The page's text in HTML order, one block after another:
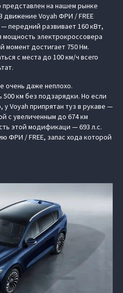
на нашем рынке
движение Voyah ФРИ / FREE
передний развивает 160 кВт,
мощность электрокроссовера
момент достигает 750 Нм.
с места до 100 км/ч всего
очень даже неплохо.
км без подзарядки. Но если
у Voyah припрятан туз в рукаве —
с увеличенным до 674 км
этой модификаци — 693 л.с.
ФРИ / FREE, запас хода которой